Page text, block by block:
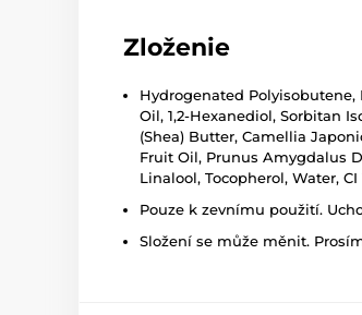
Zloženie
Hydrogenated Polyisobutene,
Oil, 1,2-Hexanediol, Sorbitan
(Shea) Butter, Camellia
Fruit Oil, Prunus Amygdalus
Linalool, Tocopherol, Water,
Pouze k zevnímu použití.
Složení se může měnit.